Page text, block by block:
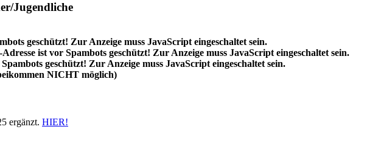
Jugendliche
geschützt! Zur Anzeige muss JavaScript eingeschaltet sein.
ist vor Spambots geschützt! Zur Anzeige muss JavaScript eingeschaltet sein.
geschützt! Zur Anzeige muss JavaScript eingeschaltet sein.
NICHT möglich)
ergänzt. HIER!